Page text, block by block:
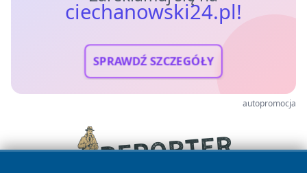
ciechanowski24.pl!
SPRAWDŹ SZCZEGÓŁY
autopromocja